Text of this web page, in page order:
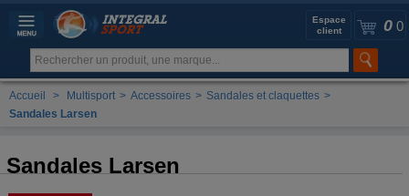
0 0
Espace
client
Accueil > Multisport > Accessoires > Sandales et claquettes >
Sandales Larsen
Sandales Larsen